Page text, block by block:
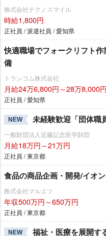
株式会社テクノスマイル
時給1,800円
正社員 / 派遣社員 / 愛知県
快適職場でフォークリフト
備
トランコム株式会社
月給24万6,800円～28万8,000円
正社員 / 愛知県
NEW 未経験歓迎「団体職
一般財団法人近藤記念医学財団
月給18万円～21万円
正社員 / 東京都
食品の商品企画・開発/イオ
株式会社マルエツ
年収500万円～650万円
正社員 / 東京都
NEW 福祉・医療を展開す